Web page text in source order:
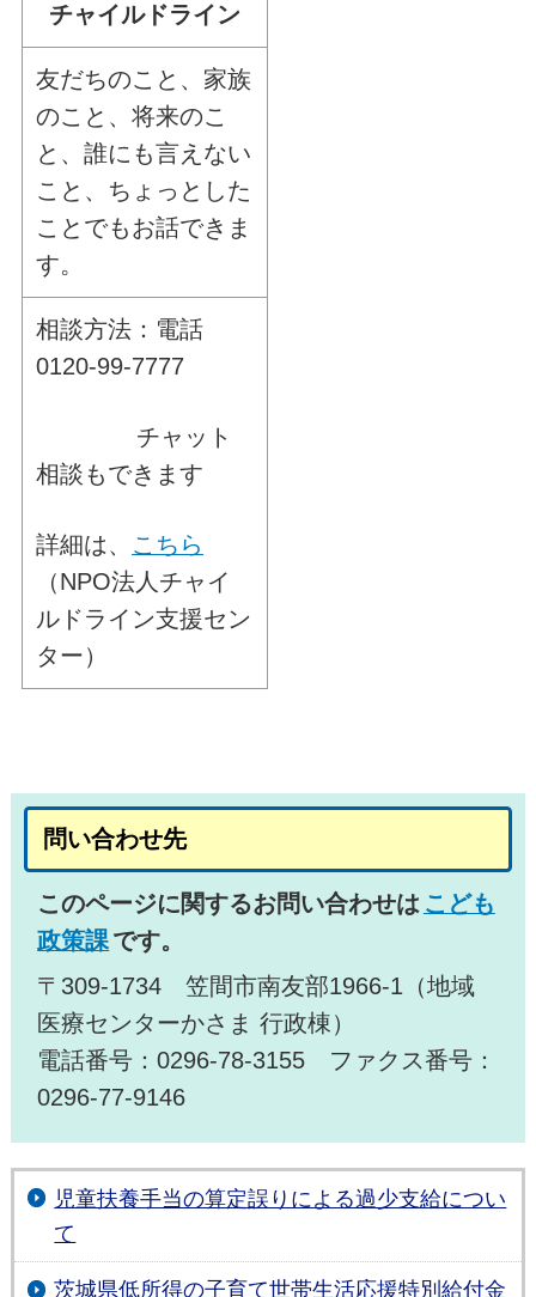
チャイルドライン
友だちのこと、家族
のこと、将来のこ
と、誰にも言えない
こと、ちょっとした
ことでもお話できま
す。
相談方法：電話
0120-99-7777
チャット
相談もできます
詳細は、 こちら
（NPO法人チャイ
ルドライン支援セン
ター）
問い合わせ先
このページに関するお問い合わせは こども
政策課です。
〒309-1734 笠間市南友部1966-1（地域
医療センターかさま 行政棟）
電話番号：0296-78-3155 ファクス番号：
0296-77-9146
児童扶養手当の算定誤りによる過少支給につい
て
茨城県低所得の子育て世帯生活応援特別給付金